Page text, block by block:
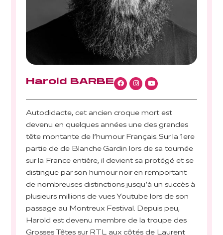
Harold BARBE
Autodidacte, cet ancien croque mort est
devenu en quelques années une des grandes
tête montante de l’humour Français. Sur la 1ere
partie de de Blanche Gardin lors de sa tournée
sur la France entière, il devient sa protégé et se
distingue par son humour noir en remportant
de nombreuses distinctions jusqu’à un succès à
plusieurs millions de vues Youtube lors de son
passage au Montreux Festival. Depuis peu,
Harold est devenu membre de la troupe des
Grosses Têtes sur RTL aux côtés de Laurent